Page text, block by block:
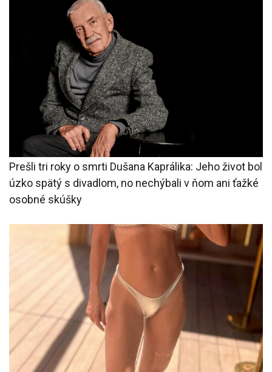
Prešli tri roky o smrti Dušana Kaprálika: Jeho život bol
úzko spätý s divadlom, no nechýbali v ňom ani ťažké
osobné skúšky